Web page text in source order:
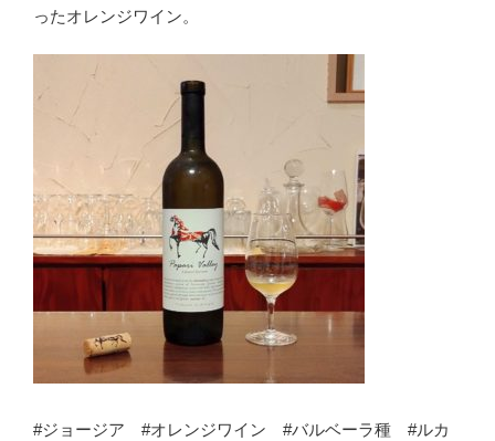
ったオレンジワイン。
#ジョージア #オレンジワイン #バルベーラ種 #ルカ